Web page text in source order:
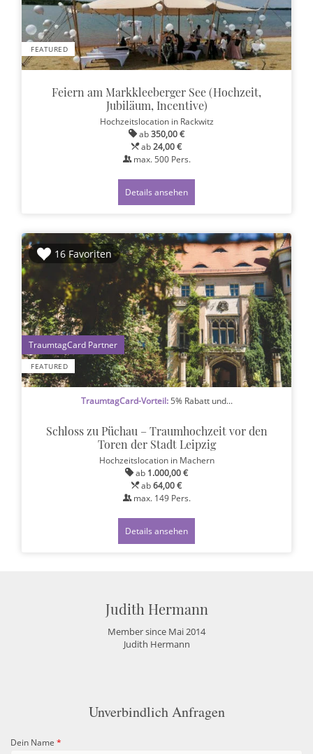
FEATURED
Feiern am Markkleeberger See (Hochzeit,
Jubiläum, Incentive)
Hochzeitslocation in Rackwitz
ab350,00 €
ab24,00 €
max. 500Pers.
Details ansehen
16 Favoriten
FEATURED
1
TraumtagCard-Vorteil:5% Rabatt und...
Schloss zu Püchau – Traumhochzeit vor den
Toren der Stadt Leipzig
Hochzeitslocation in Machern
ab 1.000,00 €
ab64,00 €
max. 149Pers.
Details ansehen
Judith Hermann
Member since Mai 2014
Judith Hermann
Unverbindlich Anfragen
Dein Name *